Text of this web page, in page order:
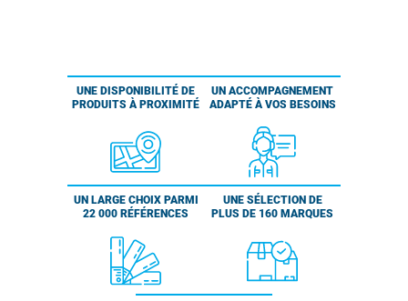
UNE DISPONIBILITÉ DE
PRODUITS À PROXIMITÉ
UN ACCOMPAGNEMENT
ADAPTÉ À VOS BESOINS
UN LARGE CHOIX PARMI
22 000 RÉFÉRENCES
UNE SÉLECTION DE
PLUS DE 160 MARQUES